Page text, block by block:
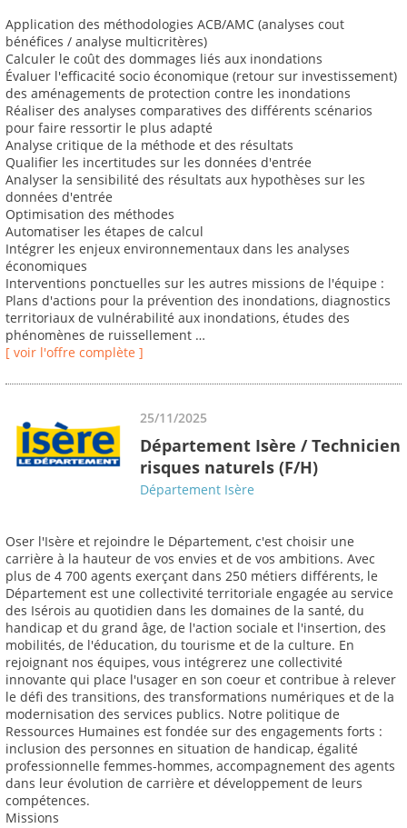
Application des méthodologies ACB/AMC (analyses cout
bénéfices / analyse multicritères)
Calculer le coût des dommages liés aux inondations
Évaluer l'efficacité socio économique (retour sur investissement)
des aménagements de protection contre les inondations
Réaliser des analyses comparatives des différents scénarios
pour faire ressortir le plus adapté
Analyse critique de la méthode et des résultats
Qualifier les incertitudes sur les données d'entrée
Analyser la sensibilité des résultats aux hypothèses sur les
données d'entrée
Optimisation des méthodes
Automatiser les étapes de calcul
Intégrer les enjeux environnementaux dans les analyses
économiques
Interventions ponctuelles sur les autres missions de l'équipe :
Plans d'actions pour la prévention des inondations, diagnostics
territoriaux de vulnérabilité aux inondations, études des
phénomènes de ruissellement …
[ voir l'offre complète ]
25/11/2025
Département Isère / Technicien
risques naturels (F/H)
Département Isère
Oser l'Isère et rejoindre le Département, c'est choisir une
carrière à la hauteur de vos envies et de vos ambitions. Avec
plus de 4 700 agents exerçant dans 250 métiers différents, le
Département est une collectivité territoriale engagée au service
des Isérois au quotidien dans les domaines de la santé, du
handicap et du grand âge, de l'action sociale et l'insertion, des
mobilités, de l'éducation, du tourisme et de la culture. En
rejoignant nos équipes, vous intégrerez une collectivité
innovante qui place l'usager en son coeur et contribue à relever
le défi des transitions, des transformations numériques et de la
modernisation des services publics. Notre politique de
Ressources Humaines est fondée sur des engagements forts :
inclusion des personnes en situation de handicap, égalité
professionnelle femmes-hommes, accompagnement des agents
dans leur évolution de carrière et développement de leurs
compétences.
Missions